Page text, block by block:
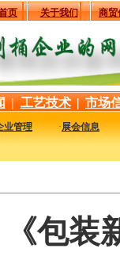
页 关于我们 商贸
| 工艺技术 | 市场
业管理 ·展会信息
《包